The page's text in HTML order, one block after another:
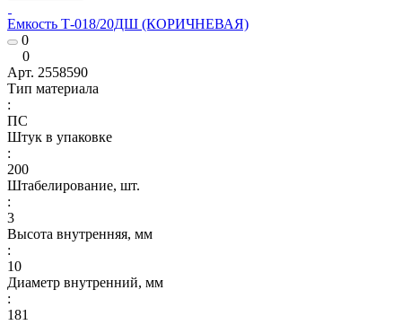
Емкость Т-018/20ДШ (КОРИЧНЕВАЯ)
0
0
Арт. 2558590
Тип материала
:
ПС
Штук в упаковке
:
200
Штабелирование, шт.
:
3
Высота внутренняя, мм
:
10
Диаметр внутренний, мм
:
181